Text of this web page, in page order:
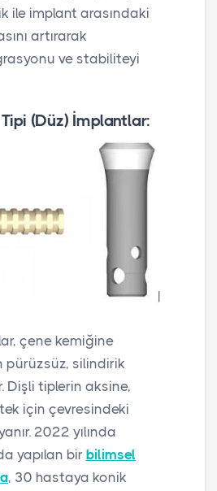
ile implant arasındaki
artırarak
ve stabiliteyi
(Düz) İmplantlar:
çene kemiğine
pürüzsüz, silindirik
Dişli tiplerin aksine,
için çevresindeki
2022 yılında
yapılan bir bilimsel
, 30 hastaya konik